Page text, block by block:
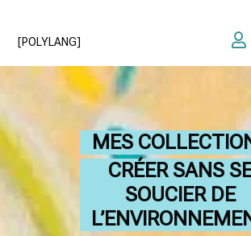

[POLYLANG]
MES
CRÉER SANS
SOUCIER DE